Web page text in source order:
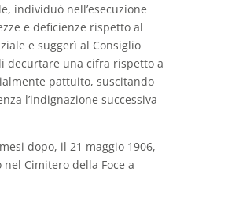
individuò nell’esecuzione
e deficienze rispetto al
e suggerì al Consiglio
decurtare una cifra rispetto a
pattuito, suscitando
l’indignazione successiva
dopo, il 21 maggio 1906,
Cimitero della Foce a